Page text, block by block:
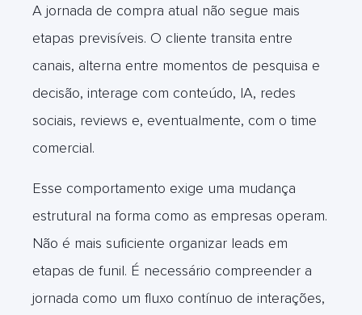
A jornada de compra atual não segue mais
etapas previsíveis. O cliente transita entre
canais, alterna entre momentos de pesquisa e
decisão, interage com conteúdo, IA, redes
sociais, reviews e, eventualmente, com o time
comercial.
Esse comportamento exige uma mudança
estrutural na forma como as empresas operam.
Não é mais suficiente organizar leads em
etapas de funil. É necessário compreender a
jornada como um fluxo contínuo de interações,